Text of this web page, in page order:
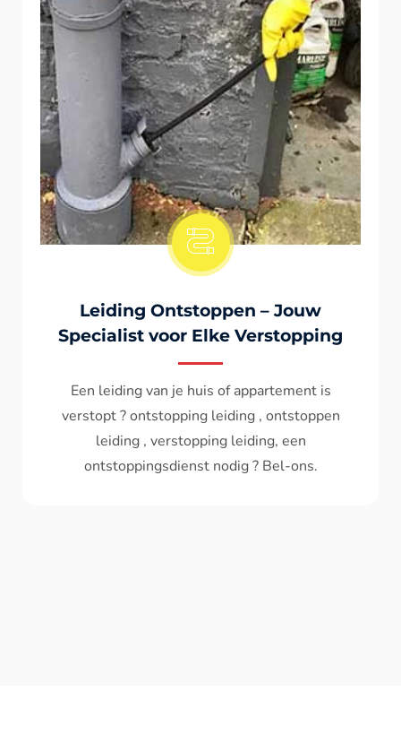
Onstopping Van Wc-Tiolet
Wc spoelt niet meer door ? het water komt
terug ? ontstoppen wc , ontstopping wc , wc
verstopt , een ontstoppingsdienst nodig ?
Bel - ons ? V.A 119€